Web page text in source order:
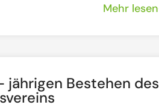
Mehr lesen
Bestehen des